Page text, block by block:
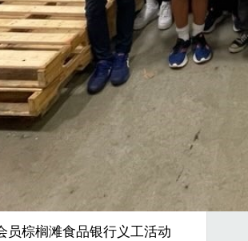
员棕榈滩食品银行义工活动